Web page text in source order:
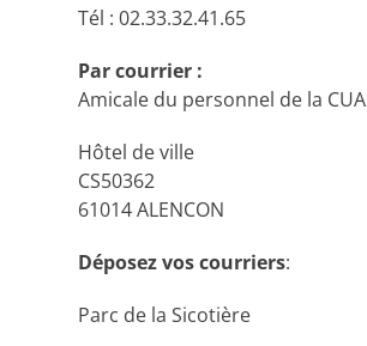
Tél : 02.33.32.41.65
Par courrier :
Amicale du personnel de la CUA
Hôtel de ville
CS50362
61014 ALENCON
Déposez vos courriers:
Parc de la Sicotière